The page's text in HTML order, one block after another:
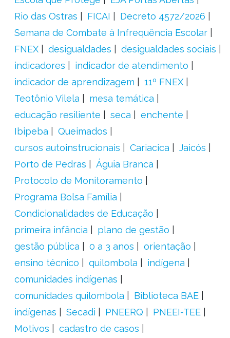
Rio das Ostras
FICAI
Decreto 4572/2026
Semana de Combate à Infrequência Escolar
FNEX
desigualdades
desigualdades sociais
indicadores
indicador de atendimento
indicador de aprendizagem
11º FNEX
Teotônio Vilela
mesa temática
educação resiliente
seca
enchente
Ibipeba
Queimados
cursos autoinstrucionais
Cariacica
Jaicós
Porto de Pedras
Águia Branca
Protocolo de Monitoramento
Programa Bolsa Família
Condicionalidades de Educação
primeira infância
plano de gestão
gestão pública
0 a 3 anos
orientação
ensino técnico
quilombola
indígena
comunidades indígenas
comunidades quilombola
Biblioteca BAE
indígenas
Secadi PNEERQ
PNEEI-TEE
Motivos
cadastro de casos